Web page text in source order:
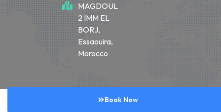
Book Now
MAGDOUL
2 IMM EL
BORJ,
Essaouira,
Morocco